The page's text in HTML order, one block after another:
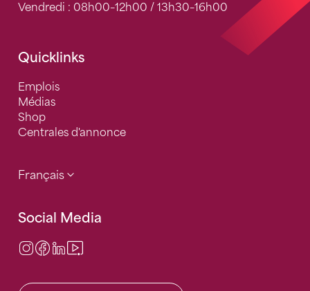
Vendredi : 08h00–12h00 / 13h30–16h00
Quicklinks
Emplois
Médias
Shop
Centrales d'annonce
Français
Social Media
Instagram
Facebook
LinkedIn